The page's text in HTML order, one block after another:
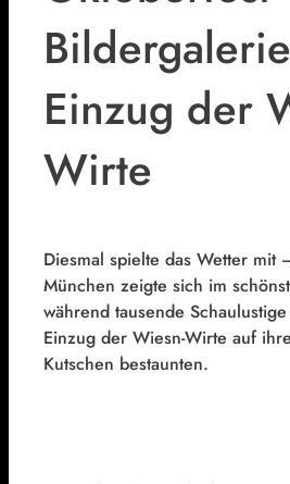
Einzug der
Wirte
Diesmal spielte das Wetter
München zeigte sich im
während tausende
Einzug der Wiesn-Wirte auf
Kutschen bestaunten.